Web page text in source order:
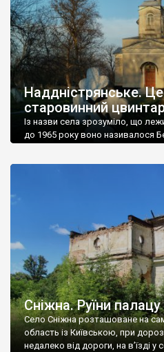
роках Болган […]
Наддністрянське.
старовинний
Із назви села зрозуміло, що
до 1965 року воно називалося
Наддністрянське
сіл. У селі є мурована
Сніжна. Руїни
Село Сніжна розташоване на
область із Київською, при
недалеко від дороги, на в’їзді у